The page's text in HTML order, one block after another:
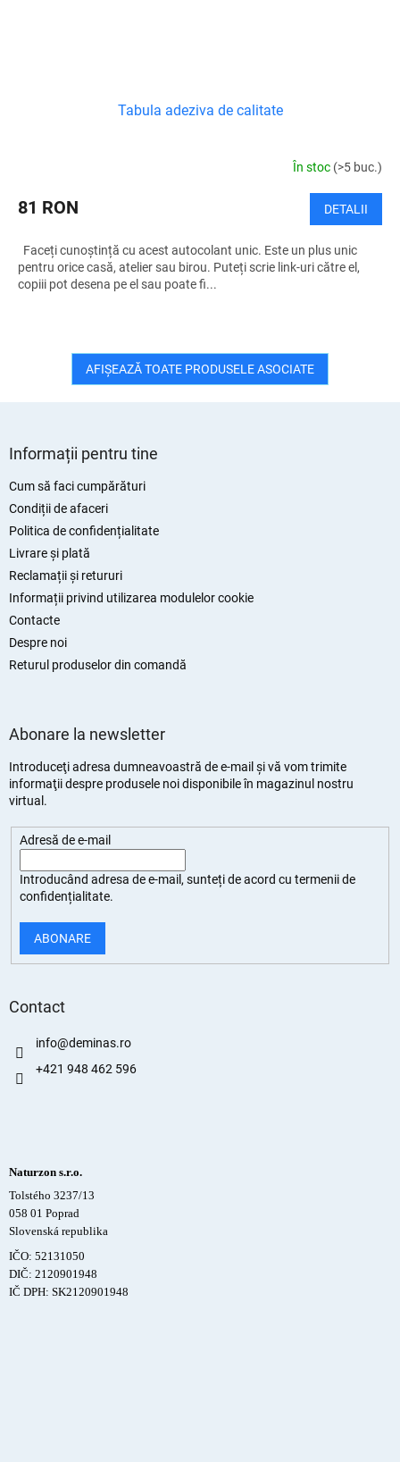
Tabula adeziva de calitate
În stoc (>5 buc.)
81 RON DETALII
Faceți cunoștință cu acest autocolant unic. Este un plus unic
pentru orice casă, atelier sau birou. Puteți scrie link-uri către el,
copiii pot desena pe el sau poate fi...
AFIŞEAZĂ TOATE PRODUSELE ASOCIATE
Informații pentru tine
Cum să faci cumpărături
Condiții de afaceri
Politica de confidențialitate
Livrare și plată
Reclamații și retururi
Informații privind utilizarea modulelor cookie
Contacte
Despre noi
Returul produselor din comandă
Abonare la newsletter
Introduceţi adresa dumneavoastră de e-mail şi vă vom trimite
informaţii despre produsele noi disponibile în magazinul nostru
virtual.
Adresă de e-mail
Introducând adresa de e-mail, sunteți deacord cu termenii de
confidențialitate.
ABONARE
Contact
info@deminas.ro
+421 948 462 596
Naturzon s.r.o.
Tolstého 3237/13
058 01 Poprad
Slovenská republika
IČO: 52131050
DIČ: 2120901948
IČ DPH: SK2120901948